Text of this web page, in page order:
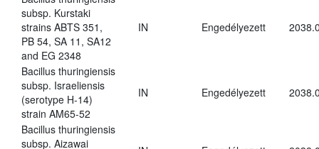
subsp. Kurstaki
strains ABTS 351,
PB 54, SA 11, SA12
and EG 2348
IN Engedélyezett
Bacillus thuringiensis
subsp. Israeliensis
(serotype H-14)
strain AM65-52
IN Engedélyezett
Bacillus thuringiensis
subsp. Aizawai